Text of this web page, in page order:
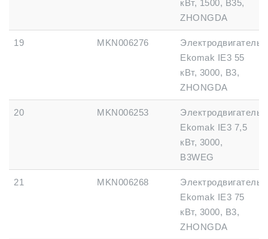
кВт, 1500, B35,
ZHONGDA
19 MKN006276
Электродвигатель
Ekomak IE3 55
кВт, 3000, B3,
ZHONGDA
20 MKN006253
Электродвигатель
Ekomak IE3 7,5
кВт, 3000,
B3WEG
21 MKN006268
Электродвигатель
Ekomak IE3 75
кВт, 3000, B3,
ZHONGDA